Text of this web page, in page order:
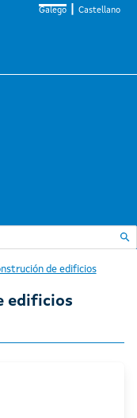
Galego Castellano
de edificios
edificios